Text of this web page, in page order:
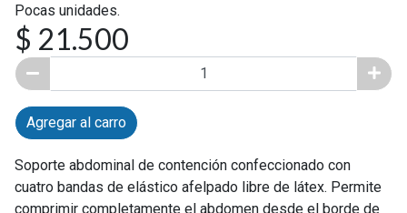
Pocas unidades.
$ 21.500
Agregar al carro
Soporte abdominal de contención confeccionado con
cuatro bandas de elástico afelpado libre de látex. Permite
comprimir completamente el abdomen desde el borde de